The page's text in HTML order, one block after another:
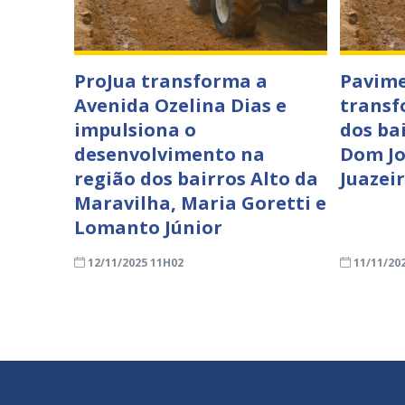
ProJua transforma a
Avenida Ozelina Dias e
impulsiona o
desenvolvimento na
região dos bairros Alto da
Maravilha, Maria Goretti e
Lomanto Júnior
12/11/2025 11H02
dos
Dom
11/11/